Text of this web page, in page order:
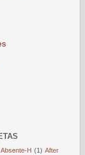
Absente-H (1) After